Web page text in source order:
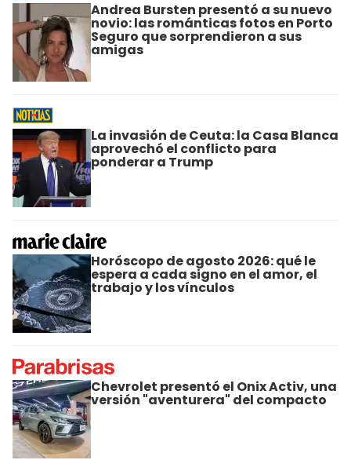
Andrea Bursten presentó a su nuevo
novio: las románticas fotos en Porto
Seguro que sorprendieron a sus
amigas
La invasión de Ceuta: la Casa Blanca
aprovechó el conflicto para
ponderar a Trump
Horóscopo de agosto 2026: qué le
espera a cada signo en el amor, el
trabajo y los vínculos
Chevrolet presentó el Onix Activ, una
versión "aventurera" del compacto